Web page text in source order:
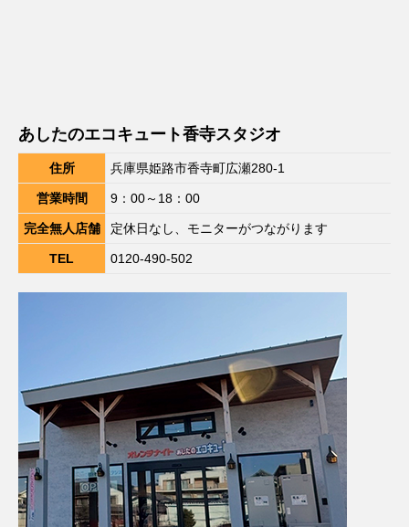
あしたのエコキュート香寺スタジオ
住所 兵庫県姫路市香寺町広瀬280-1
営業時間 9：00～18：00
完全無人店舗 定休日なし、モニターがつながります
TEL 0120-490-502